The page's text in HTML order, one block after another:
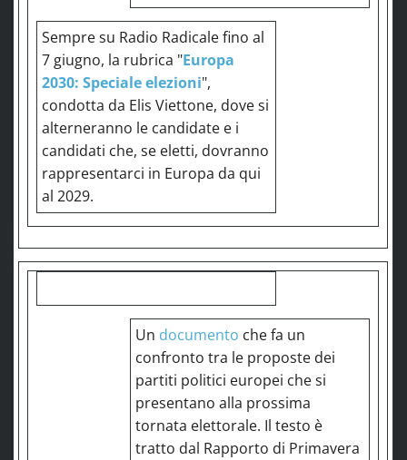
Sempre su Radio Radicale fino al
7 giugno, la rubrica "Europa
2030: Speciale elezioni",
condotta da Elis Viettone, dove si
alterneranno le candidate e i
candidati che, se eletti, dovranno
rappresentarci in Europa da qui
al 2029.
Un documento che fa un
confronto tra le proposte dei
partiti politici europei che si
presentano alla prossima
tornata elettorale. Il testo è
tratto dal Rapporto di Primavera